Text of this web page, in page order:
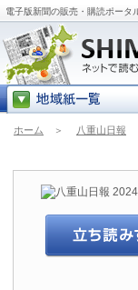
電子版新聞の販売・購読ポータ
ホーム ＞ 八重山日報